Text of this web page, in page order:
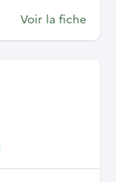
Voir la fiche